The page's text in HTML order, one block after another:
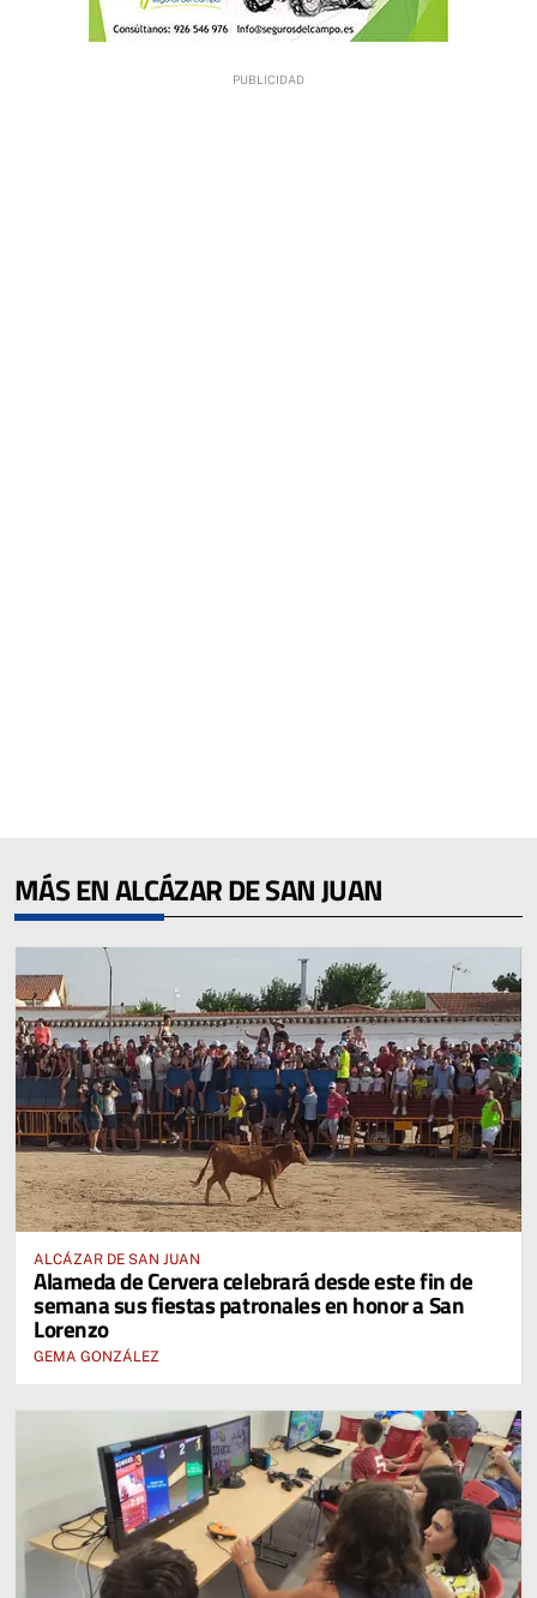
MÁS EN ALCÁZAR DE SAN JUAN
ALCÁZAR DE SAN JUAN
Alameda de Cervera celebrará desde este fin de
semana sus fiestas patronales en honor a San
Lorenzo
GEMA GONZÁLEZ